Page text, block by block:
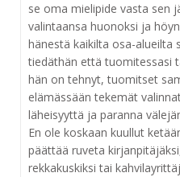
se oma mielipide vasta sen
valintaansa huonoksi ja
hänestä kaikilta osa-alueilta
tiedäthän että tuomitessasi
hän on tehnyt, tuomitset
elämässään tekemät
läheisyyttä ja paranna
En ole koskaan kuullut
päättää ruveta
rekkakuskiksi tai